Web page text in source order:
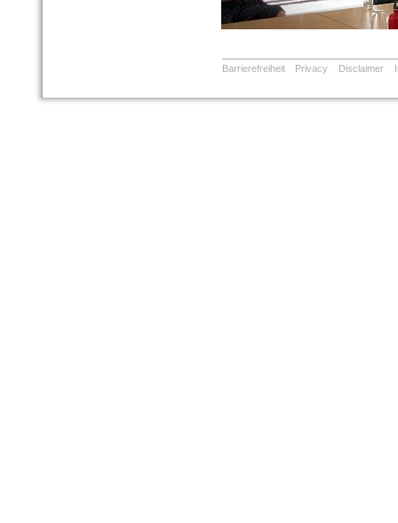
Barrierefreiheit Privacy Disclaimer